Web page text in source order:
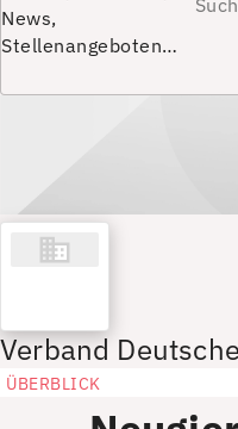
News,
Stellenangeboten…
Verband
ÜBERBLICK